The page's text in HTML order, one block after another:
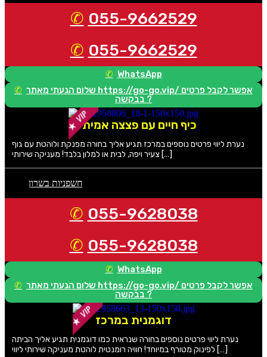
055-9662529
055-9662529
WhatsApp
שלום הגעתי מאתר https://go-go.vip/ אפשר לקבל פרטים
בבקשה ?
כיף חיים עם פצצה אמיתית
נערת ליווי פרטים נוספים במרכז תגיע אליך בחורה מפנקת ולוהטת עם גוף
צעיר ויפה, לבית או למלון בלבד! מעניקה שירותי […]
חשפניות בשרון
055-9628038
055-9628038
WhatsApp
שלום הגעתי מאתר https://go-go.vip/ אפשר לקבל פרטים
בבקשה ?
דוגמנית במרכז
נערת ליווי פרטים נוספים בחורה שנראית כמו דוגמנית תגיע אליך הביתה
לפינוק מטורף במיוחד! חוויה רומנטית לוהטת מעניקה שירותי ליווי […]